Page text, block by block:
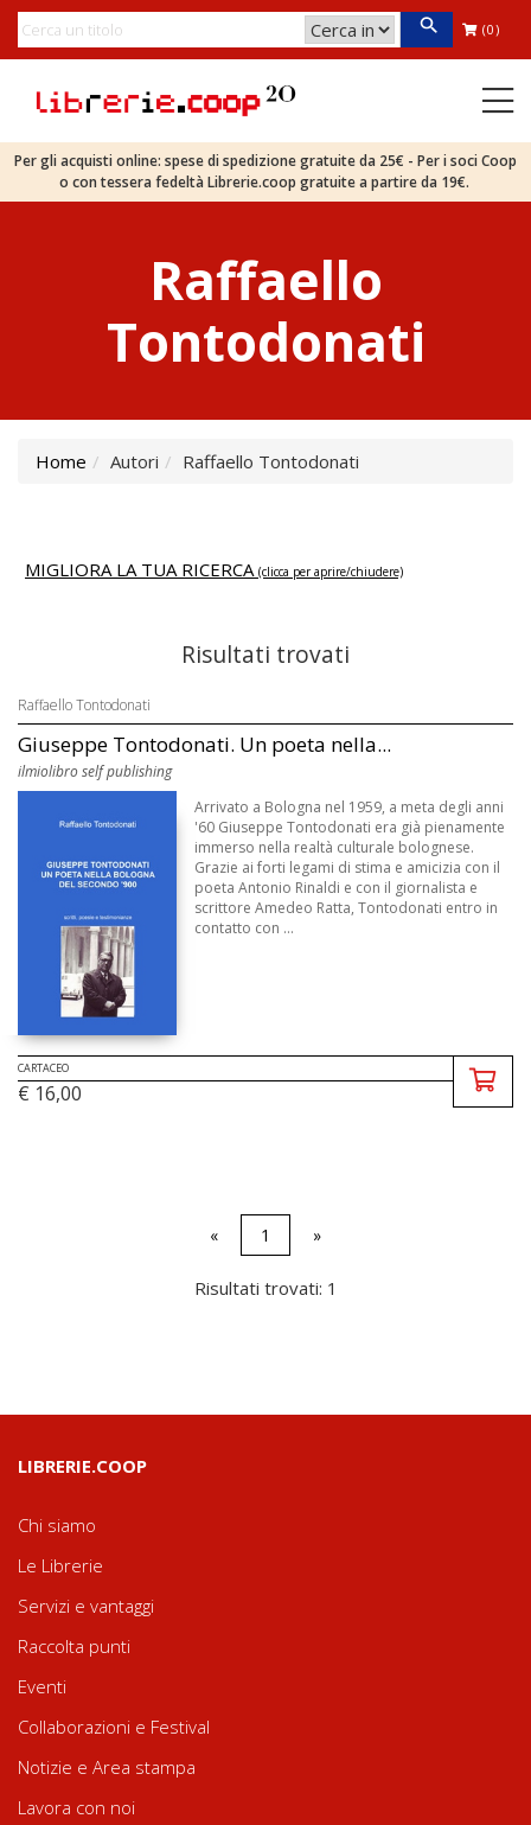
(0)
Per gli acquisti online: spese di spedizione gratuite da 25€ - Per i soci Coop
o con tessera fedeltà Librerie.coop gratuite a partire da 19€.
Raffaello
Tontodonati
Home Autori Raffaello Tontodonati
MIGLIORA LA TUA RICERCA (clicca per aprire/chiudere)
Risultati trovati
Raffaello Tontodonati
Giuseppe Tontodonati. Un poeta nella...
ilmiolibro self publishing
Arrivato a Bologna nel 1959, a meta degli anni
'60 Giuseppe Tontodonati era già pienamente
immerso nella realtà culturale bolognese.
Grazie ai forti legami di stima e amicizia con il
poeta Antonio Rinaldi e con il giornalista e
scrittore Amedeo Ratta, Tontodonati entro in
contatto con ...
CARTACEO
€ 16,00
« 1 »
Risultati trovati: 1
LIBRERIE.COOP
Chi siamo
Le Librerie
Servizi e vantaggi
Raccolta punti
Eventi
Collaborazioni e Festival
Notizie e Area stampa
Lavora con noi